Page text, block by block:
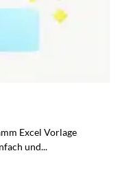
Excel Vorlage
und...